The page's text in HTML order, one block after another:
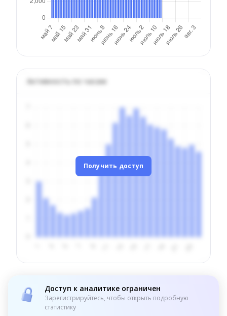
Активность по часам
Получить доступ
Доступ к аналитике ограничен
Зарегистрируйтесь, чтобы открыть подробную
статистику